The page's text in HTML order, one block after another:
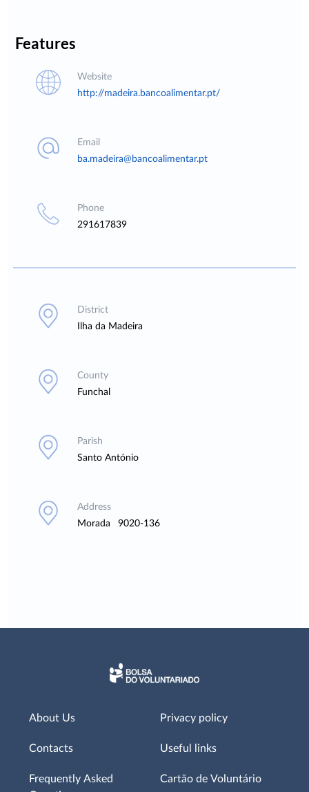
Features
Website
http://madeira.bancoalimentar.pt/
Email
ba.madeira@bancoalimentar.pt
Phone
291617839
District
Ilha da Madeira
County
Funchal
Parish
Santo António
Address
Morada 9020-136
About Us
Contacts
Frequently Asked
Privacy policy
Useful links
Cartão de Voluntário